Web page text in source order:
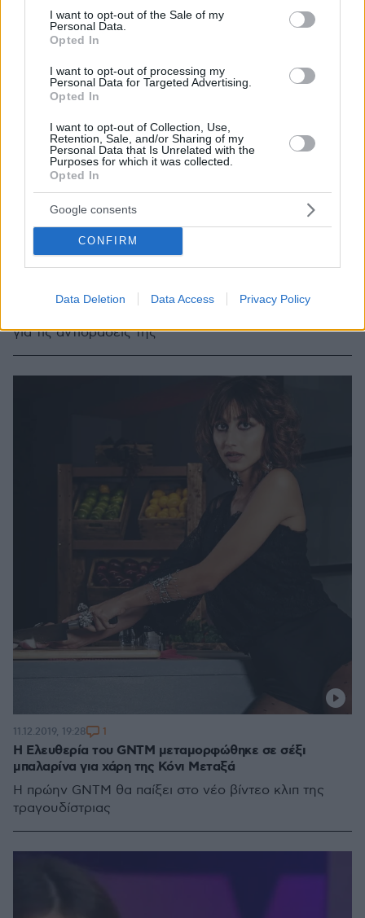
consent section.
I want to opt-out of the Sale of my
Personal Data.
Opted In
I want to opt-out of processing my
Personal Data for Targeted Advertising.
Opted In
I want to opt-out of Collection, Use,
Retention, Sale, and/or Sharing of my
Personal Data that Is Unrelated with the
Purposes for which it was collected.
Opted In
Google consents
CONFIRM
Data Deletion Data Access Privacy Policy
GNTM: Αυτή είναι η πρώτη δουλειά της Ελευθερίας
μετά το ριάλιτι ομορφιάς
Ήταν από τις παίκτριες που σχολιάστηκαν όσο καμία,
για τις αντιδράσεις της
17.01.2020, 14:35 3
Η Ελευθερία του GNTM μεταμορφώθηκε σε σέξι
μπαλαρίνα για χάρη της Κόνι Μεταξά
Η πρώην GNTM θα παίξει στο νέο βίντεο κλιπ της
τραγουδίστριας
11.12.2019, 19:28 1